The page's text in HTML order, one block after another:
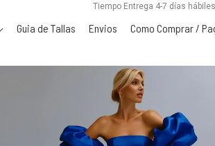
Tiempo Entrega 4-7 días hábiles
Guia de Tallas Envios Como Comprar /